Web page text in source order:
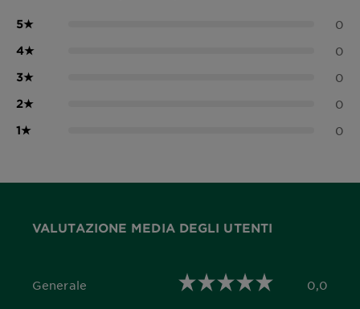
5★ 0
4★ 0
3★ 0
2★ 0
1★ 0
VALUTAZIONE MEDIA DEGLI UTENTI
Generale
0,0 out of 5 stars 0,0